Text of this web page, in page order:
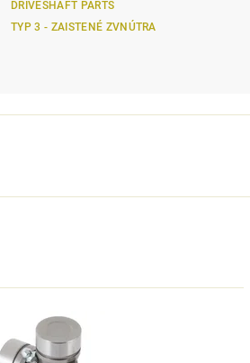
DRIVESHAFT PARTS
TYP 3 - ZAISTENÉ ZVNÚTRA